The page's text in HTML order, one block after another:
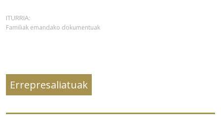
ITURRIA:
Familiak emandako dokumentuak
Errepresaliatuak